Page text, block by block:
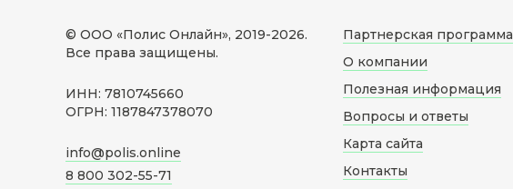
© ООО «Полис Онлайн», 2019-2026.
Все права защищены.
ИНН: 7810745660
ОГРН: 1187847378070
info@polis.online
8 800 302-55-71
Партнерская программа
О компании
Полезная информация
Вопросы и ответы
Карта сайта
Контакты